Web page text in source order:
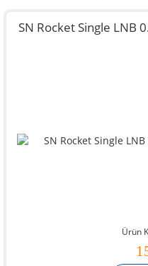
SN Rocket Single LNB
Ürün